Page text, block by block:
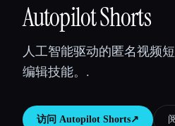
💻 开发者
🎓学生
Autopilot Shorts
人工智能驱动的匿名视频
编辑技能。.
访问 Autopilot Shorts↗︎